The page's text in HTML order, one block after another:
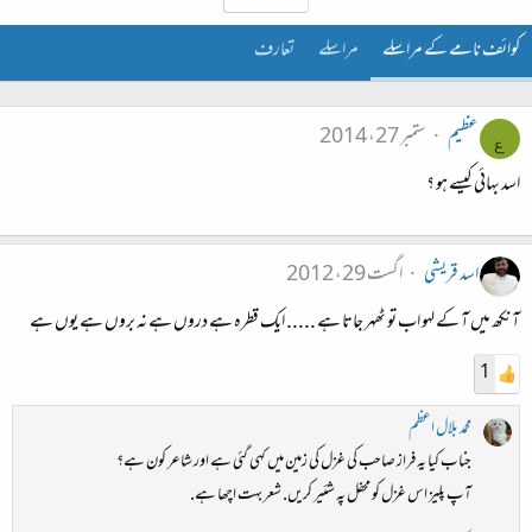
کوائف نامے کے مراسلے مراسلے تعارف
ع عظیم
ستمبر 27، 2014
اسد بهائی کیسے ہو ؟
اسد قریشی
اگست 29، 2012
آنکھ میں آ کے لہو اب تو ٹھہر جاتا ہے ..... ایک قطرہ ہے دروں ہے نہ بروں ہے یوں ہے
1
محمد بلال اعظم
جناب کیا یہ فراز صاحب کی غزل کی زمین میں کہی گئی ہے اور شاعر کون ہے؟
آپ پلیز اس غزل کو محفل پہ شئیر کریں. شعر بہت اچھا ہے.